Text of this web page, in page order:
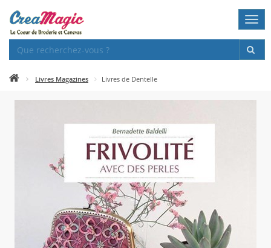
Livres Magazines Livres de Dentelle